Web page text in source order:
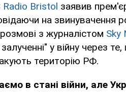
Bristol заявив
на звинувачення
з журналістом Sky
у війну через те,
територію РФ.
в стані війни, але